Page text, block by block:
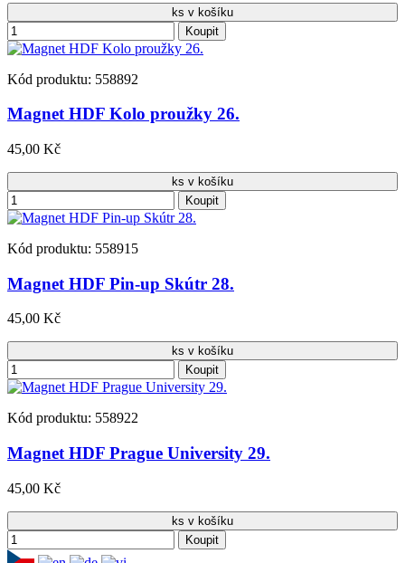
ks v košíku
Koupit
Kód produktu: 558892
Magnet HDF Kolo proužky 26.
45,00 Kč
ks v košíku
Koupit
Kód produktu: 558915
Magnet HDF Pin-up Skútr 28.
45,00 Kč
ks v košíku
Koupit
Kód produktu: 558922
Magnet HDF Prague University 29.
45,00 Kč
ks v košíku
Koupit